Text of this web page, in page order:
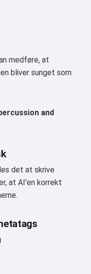
medføre, at
bliver sunget som
and
det at skrive
at AI'en korrekt
digte og